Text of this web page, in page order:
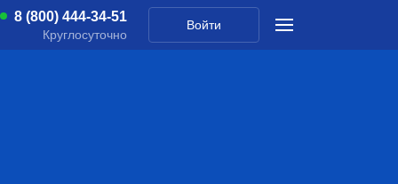
8 (800) 444-34-51
Круглосуточно
Войти